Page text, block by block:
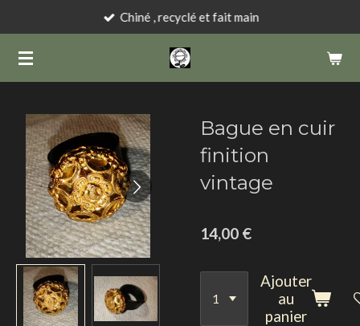
contenu
principal
Chiné , recyclé et fait main
Bague en cuir
finition
vintage
14,00 €
Ajouter
au
panier